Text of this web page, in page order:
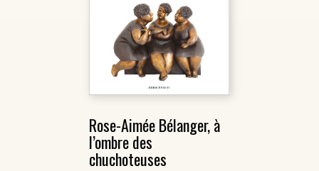
Rose-Aimée Bélanger, à
l’ombre des
chuchoteuses